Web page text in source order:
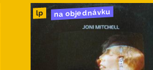
lp na objednávku